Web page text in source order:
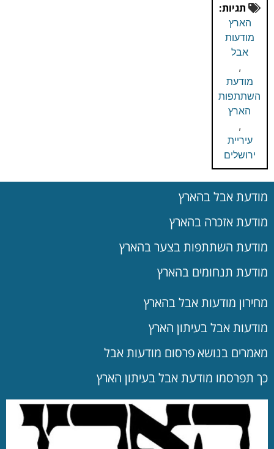
תגיות:
הארץ
מודעות
אבל
,
מודעת
השתתפות
הארץ
,
עיריית
ירושלים
מודעת אבל בהארץ
מודעת אזכרה בהארץ
מודעת השתתפות בצער בהארץ
מודעת תנחומים בהארץ
מחירון מודעות אבל בהארץ
מודעות אבל בעיתון הארץ
מאמרים בנושא פרסום מודעות אבל
כך תפרסמו מודעת אבל בעיתון הארץ